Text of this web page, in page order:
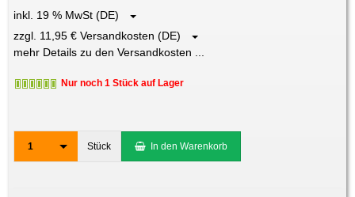
inkl. 19 % MwSt (DE)
zzgl. 11,95 € Versandkosten (DE)
mehr Details zu den Versandkosten ...
Nur noch 1 Stück auf Lager
1 Stück In den Warenkorb